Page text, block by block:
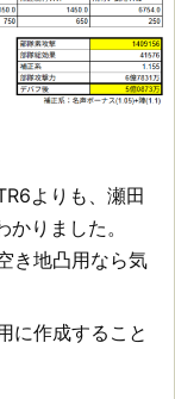
よりも、瀬田
りました。
き地凸用なら気
に作成すること